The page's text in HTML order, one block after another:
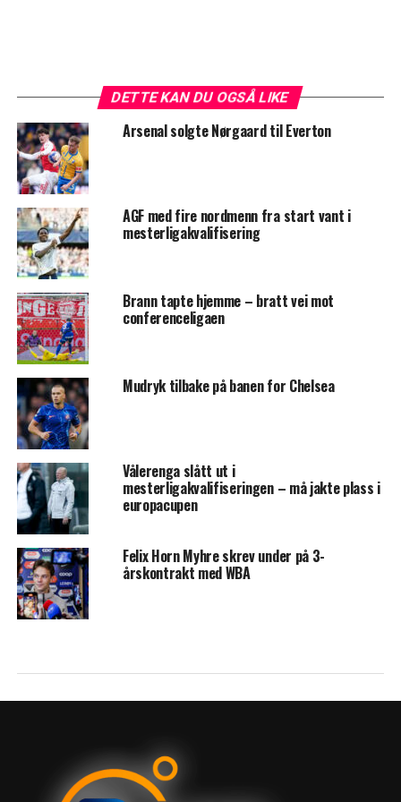
DETTE KAN DU OGSÅ LIKE
Arsenal solgte Nørgaard til Everton
AGF med fire nordmenn fra start vant i
mesterligakvalifisering
Brann tapte hjemme – bratt vei mot
conferenceligaen
Mudryk tilbake på banen for Chelsea
Vålerenga slått ut i
mesterligakvalifiseringen – må jakte plass i
europacupen
Felix Horn Myhre skrev under på 3-
årskontrakt med WBA